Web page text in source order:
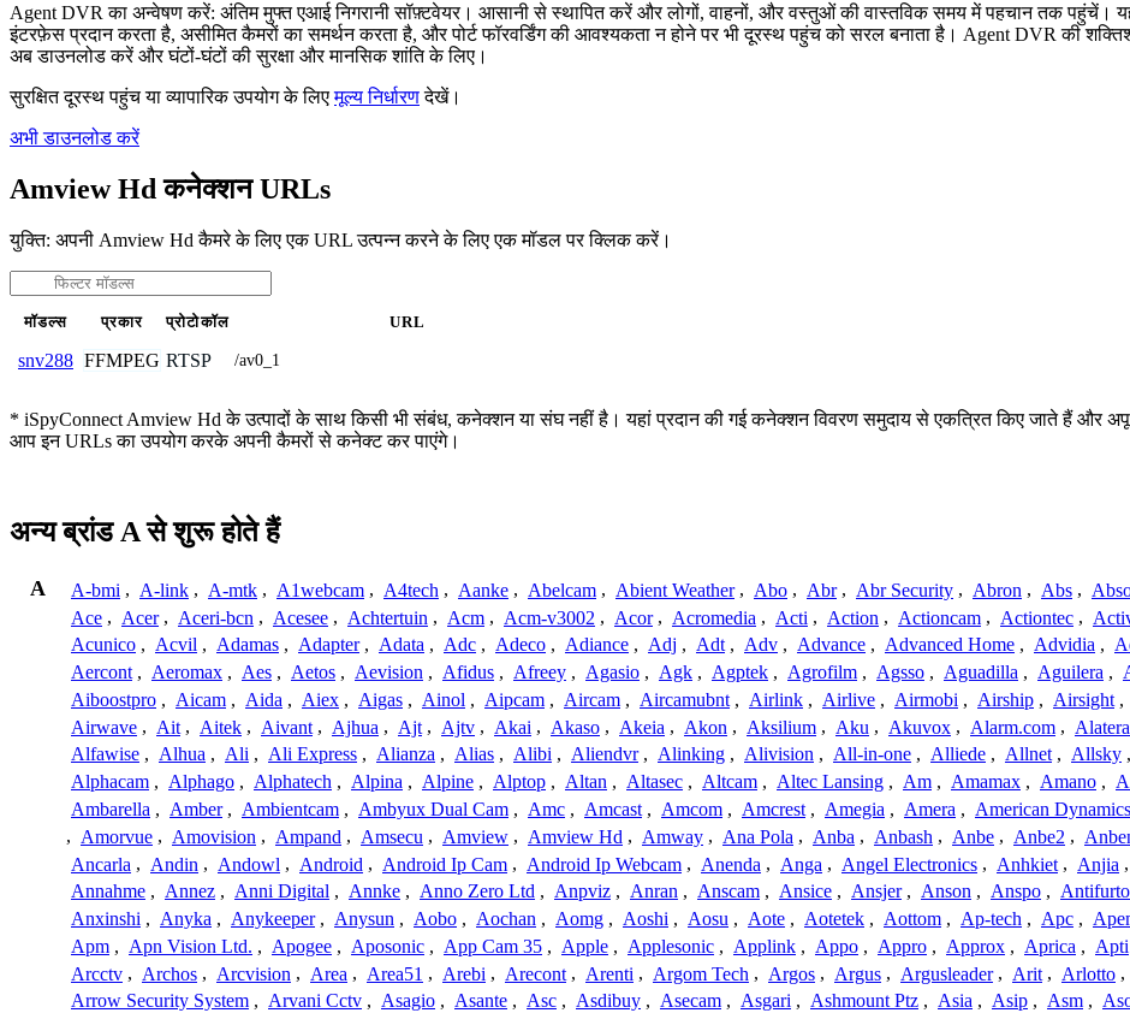
Agent DVR का अन्वेषण करें: अंतिम मुफ्त एआई निगरानी सॉफ़्टवेयर। आसानी से स्थापित करें और लोगों, वाहनों, और वस्तुओं की वास्तविक समय में पहचान तक पहुंचें। यह
इंटरफ़ेस प्रदान करता है, असीमित कैमरों का समर्थन करता है, और पोर्ट फॉरवर्डिंग की आवश्यकता न होने पर भी दूरस्थ पहुंच को सरल बनाता है। Agent DVR की
अब डाउनलोड करें और घंटों-घंटों की सुरक्षा और मानसिक शांति के लिए।
सुरक्षित दूरस्थ पहुंच या व्यापारिक उपयोग के लिएमूल्य निर्धारणदेखें।
अभी डाउनलोड करें
Amview Hd कनेक्शन URLs
युक्ति: अपनी Amview Hd कैमरे के लिए एक URL उत्पन्न करने के लिए एक मॉडल पर क्लिक करें।
मॉडल्स प्रकार प्रोटोकॉल URL
snv288 FFMPEG RTSP /av0_1
* iSpyConnect Amview Hd के उत्पादों के साथ किसी भी संबंध, कनेक्शन या संघ नहीं है। यहां प्रदान की गई कनेक्शन विवरण समुदाय से एकत्रित किए जाते हैं और
आप इन URLs का उपयोग करके अपनी कैमरों से कनेक्ट कर पाएंगे।
अन्य ब्रांड A से शुरू होते हैं
A A-bmi , A-link , A-mtk , A1webcam , A4tech , Aanke , Abelcam , Abient Weather , Abo , Abr , Abr Security , Abron , Abs ,
Ace , Acer , Aceri-bcn , Acesee , Achtertuin , Acm , Acm-v3002 , Acor , Acromedia , Acti , Action , Actioncam , Actiontec ,
Acunico , Acvil , Adamas , Adapter , Adata , Adc , Adeco , Adiance , Adj , Adt , Adv , Advance , Advanced Home , Advidia ,
Aercont , Aeromax , Aes , Aetos , Aevision , Afidus , Afreey , Agasio , Agk , Agptek , Agrofilm , Agsso , Aguadilla , Aguilera ,
Aiboostpro , Aicam , Aida , Aiex , Aigas , Ainol , Aipcam , Aircam , Aircamubnt , Airlink , Airlive , Airmobi , Airship , Airsight ,
Airwave , Ait , Aitek , Aivant , Ajhua , Ajt , Ajtv , Akai , Akaso , Akeia , Akon , Aksilium , Aku , Akuvox , Alarm.com ,
Alfawise , Alhua , Ali , Ali Express , Alianza , Alias , Alibi , Aliendvr , Alinking , Alivision , All-in-one , Alliede , Allnet , Allsky ,
Alphacam , Alphago , Alphatech , Alpina , Alpine , Alptop , Altan , Altasec , Altcam , Altec Lansing , Am , Amamax , Amano ,
Ambarella , Amber , Ambientcam , Ambyux Dual Cam , Amc , Amcast , Amcom , Amcrest , Amegia , Amera , American Dynamics
, Amorvue , Amovision , Ampand , Amsecu , Amview , Amview Hd , Amway , Ana Pola , Anba , Anbash , Anbe , Anbe2 ,
Ancarla , Andin , Andowl , Android , Android Ip Cam , Android Ip Webcam , Anenda , Anga , Angel Electronics , Anhkiet , Anjia ,
Annahme , Annez , Anni Digital , Annke , Anno Zero Ltd , Anpviz , Anran , Anscam , Ansice , Ansjer , Anson , Anspo ,
Anxinshi , Anyka , Anykeeper , Anysun , Aobo , Aochan , Aomg , Aoshi , Aosu , Aote , Aotetek , Aottom , Ap-tech , Apc ,
Apm , Apn Vision Ltd. , Apogee , Aposonic , App Cam 35 , Apple , Applesonic , Applink , Appo , Appro , Approx , Aprica , Apti
Arcctv , Archos , Arcvision , Area , Area51 , Arebi , Arecont , Arenti , Argom Tech , Argos , Argus , Argusleader , Arit , Arlotto ,
Arrow Security System , Arvani Cctv , Asagio , Asante , Asc , Asdibuy , Asecam , Asgari , Ashmount Ptz , Asia , Asip , Asm ,